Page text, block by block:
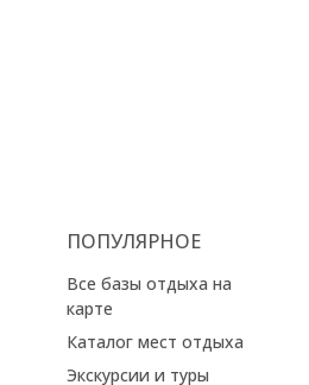
ПОПУЛЯРНОЕ
Все базы отдыха на
карте
Каталог мест отдыха
Экскурсии и туры